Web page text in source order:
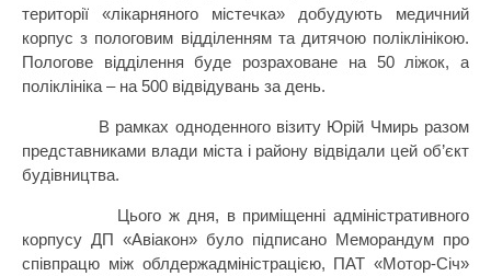
території «лікарняного містечка» добудують медичний
корпус з пологовим відділенням та дитячою поліклінікою.
Пологове відділення буде розраховане на 50 ліжок, а
поліклініка – на 500 відвідувань за день.
В рамках одноденного візиту Юрій Чмирь разом
представниками влади міста і району відвідали цей об’єкт
будівництва.
Цього ж дня, в приміщенні адміністративного
корпусу ДП «Авіакон» було підписано Меморандум про
співпрацю між облдержадміністрацією, ПАТ «Мотор-Січ»